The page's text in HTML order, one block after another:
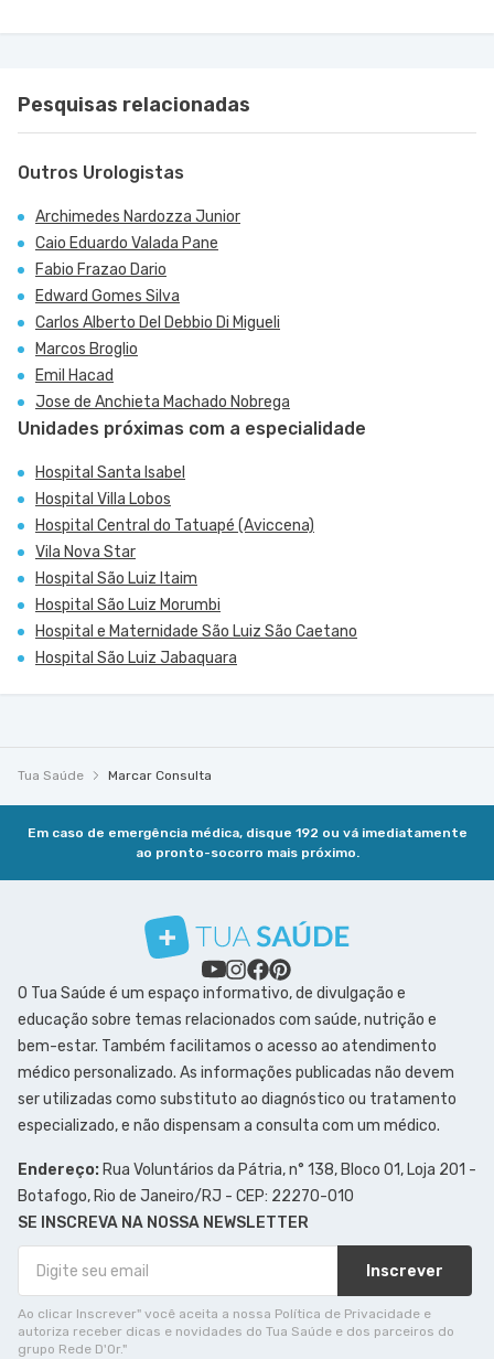
Pesquisas relacionadas
Outros Urologistas
Archimedes Nardozza Junior
Caio Eduardo Valada Pane
Fabio Frazao Dario
Edward Gomes Silva
Carlos Alberto Del Debbio Di Migueli
Marcos Broglio
Emil Hacad
Jose de Anchieta Machado Nobrega
Unidades próximas com a especialidade
Hospital Santa Isabel
Hospital Villa Lobos
Hospital Central do Tatuapé (Aviccena)
Vila Nova Star
Hospital São Luiz Itaim
Hospital São Luiz Morumbi
Hospital e Maternidade São Luiz São Caetano
Hospital São Luiz Jabaquara
Tua Saúde Marcar Consulta
Em caso de emergência médica, disque 192 ou vá imediatamente
ao pronto-socorro mais próximo.
O Tua Saúde é um espaço informativo, de divulgação e
educação sobre temas relacionados com saúde, nutrição e
bem-estar. Também facilitamos o acesso ao atendimento
médico personalizado. As informações publicadas não devem
ser utilizadas como substituto ao diagnóstico ou tratamento
especializado, e não dispensam a consulta com um médico.
Endereço: Rua Voluntários da Pátria, n° 138, Bloco 01, Loja 201 -
Botafogo, Rio de Janeiro/RJ - CEP: 22270-010
SE INSCREVA NA NOSSA NEWSLETTER
Inscrever
Ao clicar Inscrever" você aceita a nossa Política de Privacidade e
autoriza receber dicas e novidades do Tua Saúde e dos parceiros do
grupo Rede D'Or."